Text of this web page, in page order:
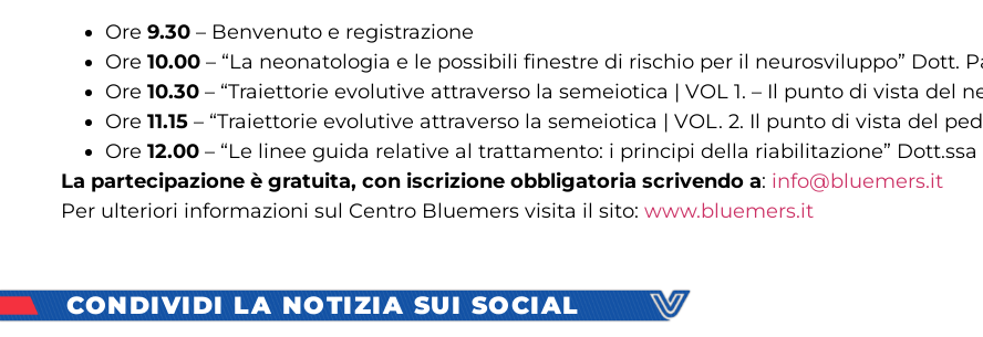
Ore 9.30 – Benvenuto e registrazione
Ore 10.00 – “La neonatologia e le possibili finestre di rischio per il neurosviluppo” Dott.
Ore 10.30 – “Traiettorie evolutive attraverso la semeiotica | VOL 1. – Il punto di vista del
Ore 11.15 – “Traiettorie evolutive attraverso la semeiotica | VOL. 2. Il punto di vista del
Ore 12.00 – “Le linee guida relative al trattamento: i principi della riabilitazione” Dott.ssa
La partecipazione è gratuita, con iscrizione obbligatoria scrivendo a: info@bluemers.it
Per ulteriori informazioni sul Centro Bluemers visita il sito: www.bluemers.it
CONDIVIDI LA NOTIZIA SUI SOCIAL